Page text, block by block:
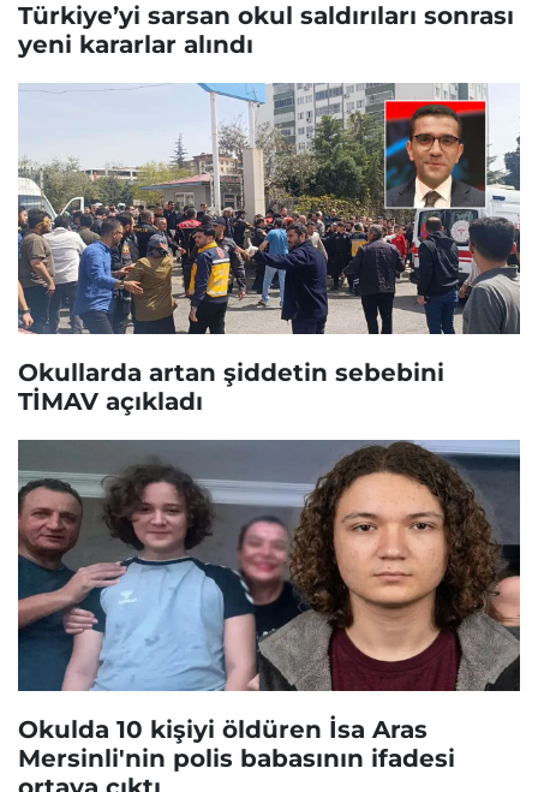
Türkiye’yi sarsan okul saldırıları sonrası
yeni kararlar alındı
Okullarda artan şiddetin sebebini
TİMAV açıkladı
Okulda 10 kişiyi öldüren İsa Aras
Mersinli'nin polis babasının ifadesi